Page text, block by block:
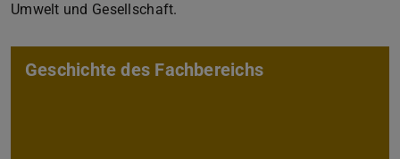
Umwelt und Gesellschaft.
Geschichte des Fachbereichs